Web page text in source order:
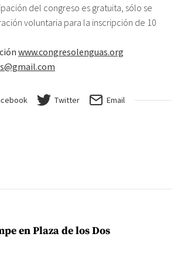
del congreso es gratuita, sólo se
voluntaria para la inscripción de 10
www.congresolenguas.org
Twitter Email
en Plaza de los Dos